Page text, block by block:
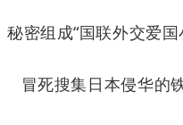
秘密组成“国联外交爱国
冒死搜集日本侵华的